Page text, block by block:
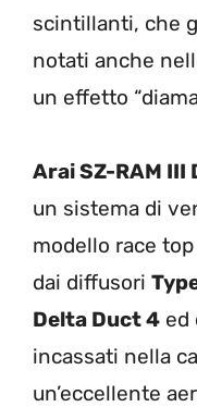
scintillanti, che
notati anche
un effetto
Arai SZ-RAM III
un sistema di
modello race
dai diffusori
Delta Duct 4 ed
incassati nella
un’eccellente